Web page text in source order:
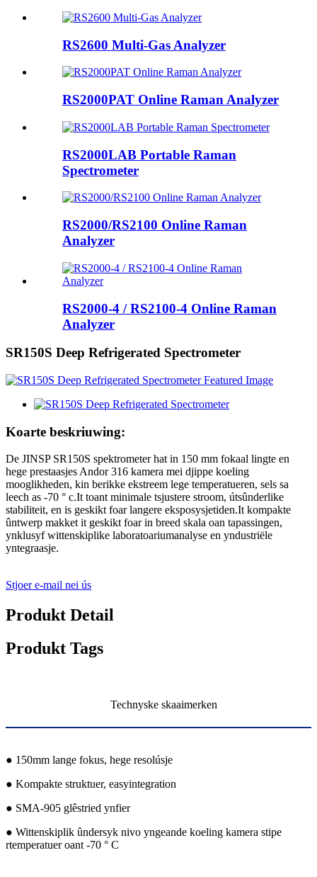
RS2600 Multi-Gas Analyzer
RS2000PAT Online Raman Analyzer
RS2000LAB Portable Raman
Spectrometer
RS2000/RS2100 Online Raman
Analyzer
RS2000-4 / RS2100-4 Online Raman
Analyzer
SR150S Deep Refrigerated Spectrometer
Koarte beskriuwing:
De JINSP SR150S spektrometer hat in 150 mm fokaal lingte en
hege prestaasjes Andor 316 kamera mei djippe koeling
mooglikheden, kin berikke ekstreem lege temperatueren, sels sa
leech as -70 ° c.It toant minimale tsjustere stroom, útsûnderlike
stabiliteit, en is geskikt foar langere eksposysjetiden.It kompakte
ûntwerp makket it geskikt foar in breed skala oan tapassingen,
ynklusyf wittenskiplike laboratoariumanalyse en yndustriële
yntegraasje.
Stjoer e-mail nei ús
Produkt Detail
Produkt Tags
Technyske skaaimerken
● 150mm lange fokus, hege resolúsje
● Kompakte struktuer, easyintegration
● SMA-905 glêstried ynfier
● Wittenskiplik ûndersyk nivo yngeande koeling kamera stipe
rtemperatuer oant -70 ° C